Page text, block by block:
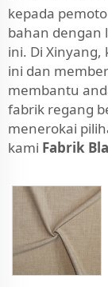
kepada
bahan dengan
ini. Di
ini dan
membantu
fabrik regang
menerokai
kami Fabrik